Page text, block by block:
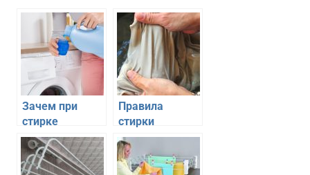
Зачем при
стирке
использовать
кондиционер
для белья и
Правила
стирки
термобелья
вручную и в
стиральной